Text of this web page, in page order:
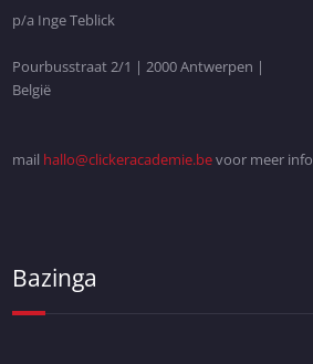
p/a Inge Teblick
Pourbusstraat 2/1 | 2000 Antwerpen |
België
mail hallo@clickeracademie.bevoor meer info
Bazinga